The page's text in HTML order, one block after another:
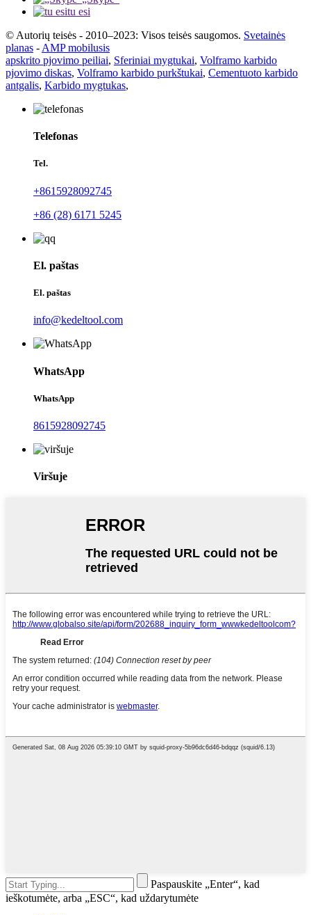
tu esi
© Autorių teisės - 2010–2023: Visos teisės saugomos. Svetainės
planas - AMP mobilusis
apskrito pjovimo peiliai, Sferiniai mygtukai, Volframo karbido
pjovimo diskas, Volframo karbido purkštukai, Cementuoto karbido
antgalis, Karbido mygtukas,
Telefonas
Tel.
+8615928092745
+86 (28) 6171 5245
El. paštas
El. paštas
info@kedeltool.com
WhatsApp
WhatsApp
8615928092745
Viršuje
Paspauskite „Enter“, kad
ieškotumėte, arba „ESC“, kad uždarytumėte